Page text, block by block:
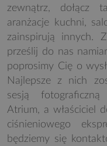
zewnątrz, dołącz
aranżacje kuchni,
zainspirują innych.
prześlij do nas
poprosimy Cię o
Najlepsze z nich
sesją
Atrium, a właściciel
ciśnieniowego
będziemy się